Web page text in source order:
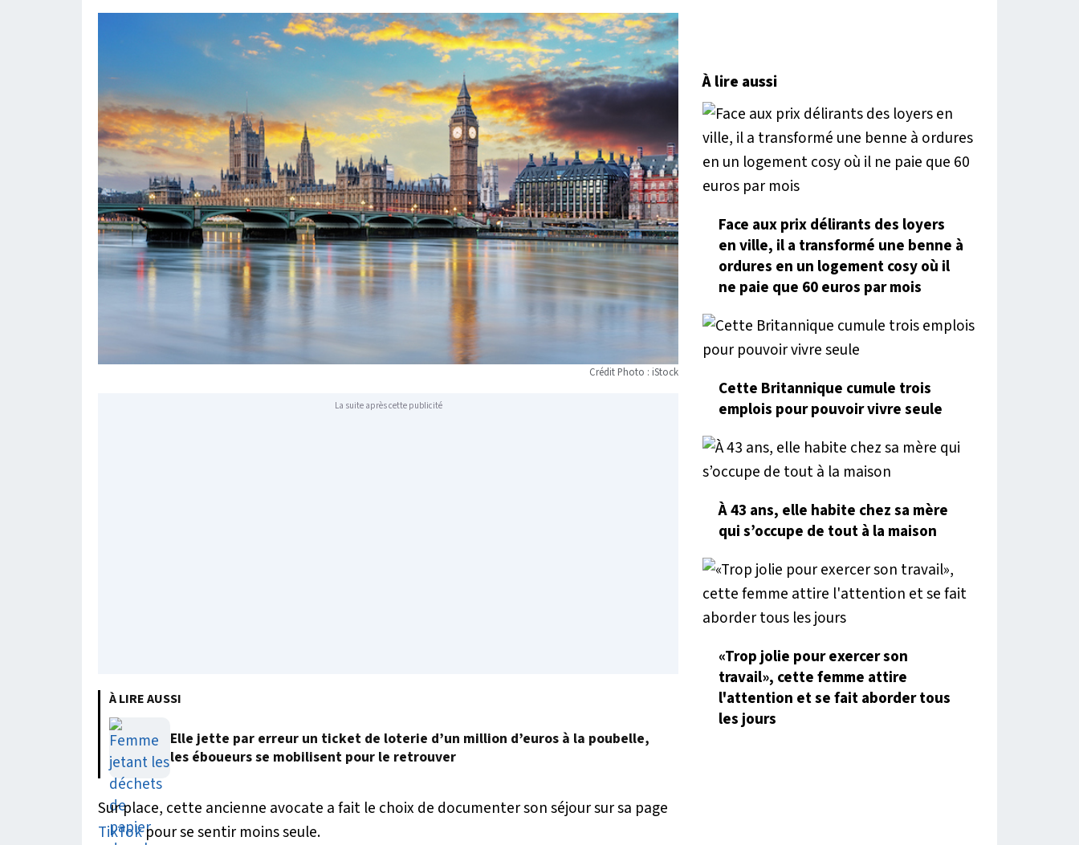
Crédit Photo : iStock
La suite après cette publicité
À LIRE AUSSI
Elle jette par erreur un ticket de loterie d’un million d’euros à la poubelle,
les éboueurs se mobilisent pour le retrouver
Sur place, cette ancienne avocate a fait le choix de documenter son séjour sur sa page
TikTokpour se sentir moins seule.
À lire aussi
Face aux prix délirants des loyers
en ville, il a transformé une benne à
ordures en un logement cosy où il
ne paie que 60 euros par mois
Cette Britannique cumule trois
emplois pour pouvoir vivre seule
À 43 ans, elle habite chez sa mère
qui s’occupe de tout à la maison
«Trop jolie pour exercer son
travail», cette femme attire
l'attention et se fait aborder tous
les jours